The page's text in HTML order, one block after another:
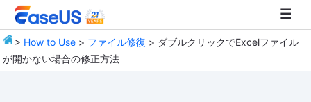
> How to Use > ファイル修復 > ダブルクリックでExcelファイル
が開かない場合の修正方法